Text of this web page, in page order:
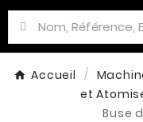
Accueil
et
Buse